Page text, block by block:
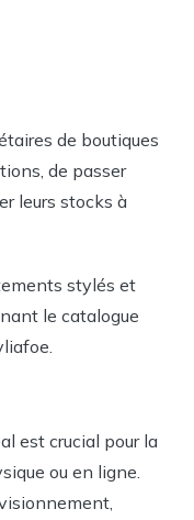
de boutiques
de passer
leurs stocks à
stylés et
le catalogue
est crucial pour la
ou en ligne.